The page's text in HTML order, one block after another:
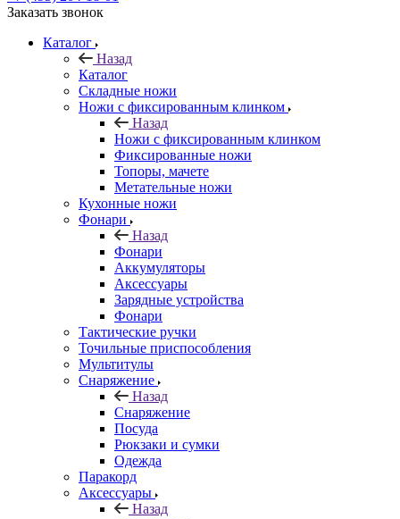
Заказать звонок
Каталог
Назад
Каталог
Складные ножи
Ножи с фиксированным клинком
Назад
Ножи с фиксированным клинком
Фиксированные ножи
Топоры, мачете
Метательные ножи
Кухонные ножи
Фонари
Назад
Фонари
Аккумуляторы
Аксессуары
Зарядные устройства
Фонари
Тактические ручки
Точильные приспособления
Мультитулы
Снаряжение
Назад
Снаряжение
Посуда
Рюкзаки и сумки
Одежда
Паракорд
Аксессуары
Назад